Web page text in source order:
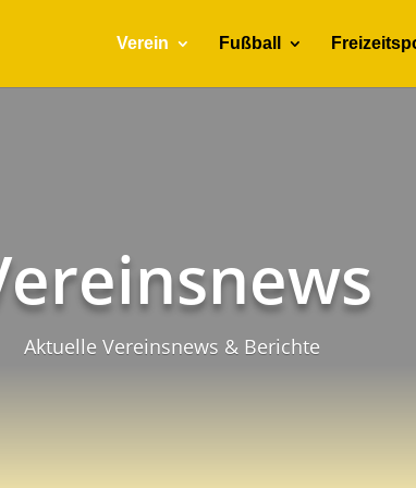
Verein Fußball
Aktuelle Vereinsnews & Berichte